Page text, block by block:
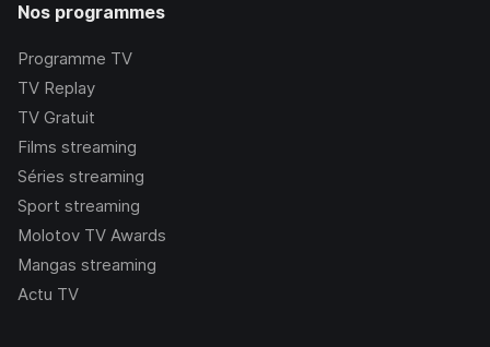
Nos programmes
Programme TV
TV Replay
TV Gratuit
Films streaming
Séries streaming
Sport streaming
Molotov TV Awards
Mangas streaming
Actu TV